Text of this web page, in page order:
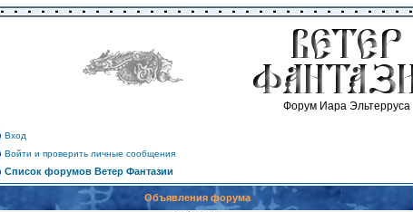
Форум Иара Эльтерруса
Вход
Войти и проверить личные сообщения
Список форумов Ветер Фантазии
Объявления форума